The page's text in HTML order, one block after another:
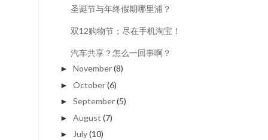
圣诞节与年终假期哪里浦？
双12购物节；尽在手机淘宝！
汽车共享？怎么一回事啊？
► November(8)
► October(6)
► September(5)
► August (7)
► July(10)